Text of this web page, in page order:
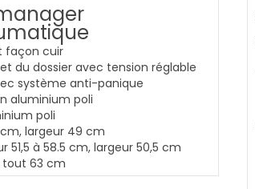
façon cuir
du dossier avec tension réglable
système anti-panique
aluminium poli
poli
largeur 49 cm
à 58.5 cm, largeur 50,5 cm
tout 63 cm